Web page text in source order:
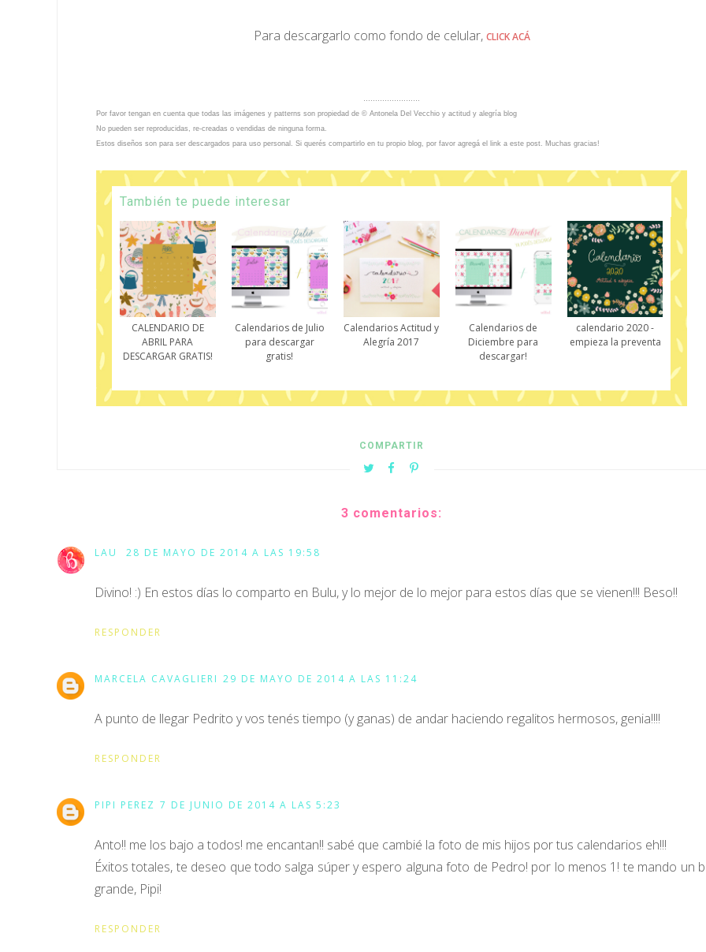
Para descargarlo como fondo de celular, CLICK ACÁ
Por favor tengan en cuenta que todas las imágenes y patterns son propiedad de © Antonela Del Vecchio y actitud y alegría blog
No pueden ser reproducidas, re-creadas o vendidas de ninguna forma.
Estos diseños son para ser descargados para uso personal. Si querés compartirlo en tu propio blog, por favor agregá el link a este post. Muchas gracias!
También te puede interesar
CALENDARIO DE
ABRIL PARA
DESCARGAR GRATIS!
Calendarios de Julio
para descargar
gratis!
Calendarios Actitud y
Alegría 2017
Calendarios de
Diciembre para
descargar!
calendario 2020 -
empieza la preventa
COMPARTIR
3 comentarios:
LAU 28 DE MAYO DE 2014 A LAS 19:58
Divino! :) En estos días lo comparto en Bulu, y lo mejor de lo mejor para estos días que se vienen!!! Beso!!
RESPONDER
MARCELA CAVAGLIERI 29 DE MAYO DE 2014 A LAS 11:24
A punto de llegar Pedrito y vos tenés tiempo (y ganas) de andar haciendo regalitos hermosos, genia!!!!
RESPONDER
PIPI PEREZ 7 DE JUNIO DE 2014 A LAS 5:23
Anto!! me los bajo a todos! me encantan!! sabé que cambié la foto de mis hijos por tus calendarios eh!!!
Éxitos totales, te deseo que todo salga súper y espero alguna foto de Pedro! por lo menos 1! te mando un
grande, Pipi!
RESPONDER